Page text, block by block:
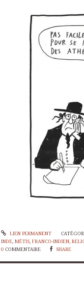
LIEN PERMANENT
INDE, MÉTIS, FRANCO-INDIEN,
0 COMMENTAIRE SHARE